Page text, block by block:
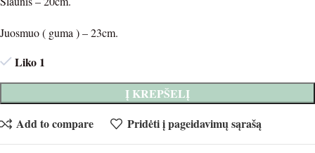
Juosmuo ( guma ) – 23cm.
Liko 1
Į KREPŠELĮ
Add to compare
Pridėti į pageidavimų sąrašą